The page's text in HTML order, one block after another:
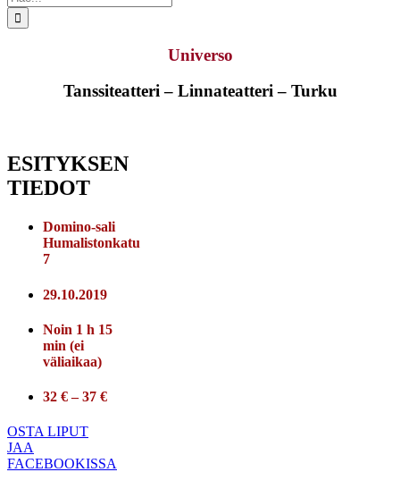
...
Universo
Tanssiteatteri – Linnateatteri – Turku
ESITYKSEN
TIEDOT
Domino-sali
Humalistonkatu
7
29.10.2019
Noin 1 h 15
min (ei
väliaikaa)
32 € – 37 €
OSTA LIPUT
JAA
FACEBOOKISSA